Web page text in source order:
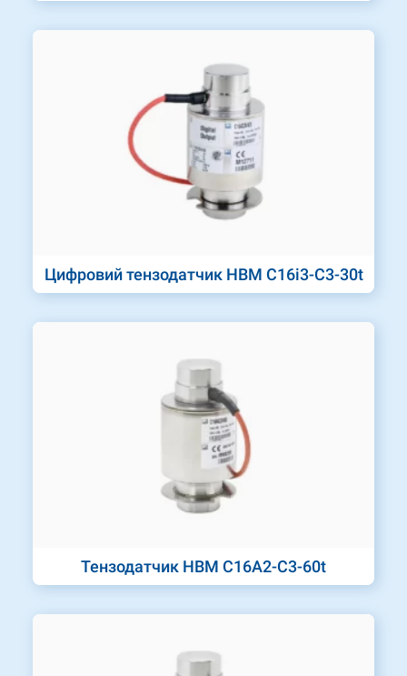
Цифровий тензодатчик HBM C16i3-C3-30t
Тензодатчик HBM C16A2-C3-60t